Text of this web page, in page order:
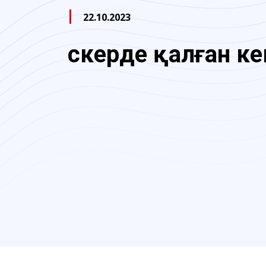
22.10.2023
Әскерде қалған